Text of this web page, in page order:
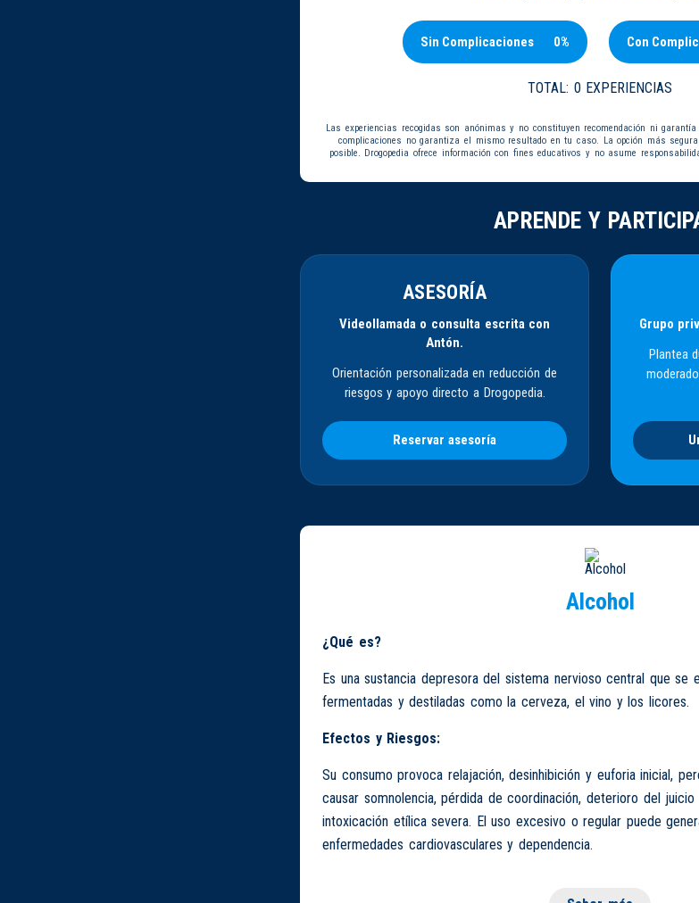
Sin Complicaciones 0% Con
TOTAL: 0 EXPERIENCIAS
Las experiencias recogidas son anónimas y no constituyen recomendación ni
complicaciones no garantiza el mismo resultado en tu caso. La opción más
posible. Drogopedia ofrece información con fines educativos y no asume
APRENDE Y
ASESORÍA
Videollamada o consulta escrita con
Antón.
Orientación personalizada en reducción de
riesgos y apoyo directo a Drogopedia.
Reservar asesoría
Grupo
Plantea
Alcohol
¿Qué es?
Es una sustancia depresora del sistema nervioso central que se
fermentadas y destiladas como la cerveza, el vino y los licores.
Efectos y Riesgos:
Su consumo provoca relajación, desinhibición y euforia inicial,
causar somnolencia, pérdida de coordinación, deterioro del
intoxicación etílica severa. El uso excesivo o regular puede
enfermedades cardiovasculares y dependencia.